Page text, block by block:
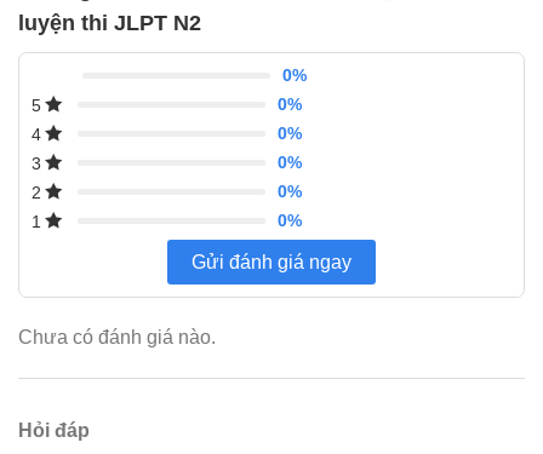
luyện thi JLPT N2
0%
5
0%
4
0%
3
0%
2
0%
1
0%
Gửi đánh giá ngay
Chưa có đánh giá nào.
Hỏi đáp